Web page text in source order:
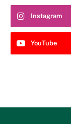
Instagram
YouTube